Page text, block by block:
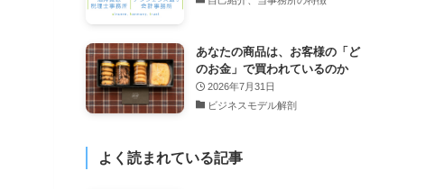
あなたの商品は、お客様の「ど
のお金」で買われているのか
2026年7月31日
ビジネスモデル解剖
よく読まれている記事